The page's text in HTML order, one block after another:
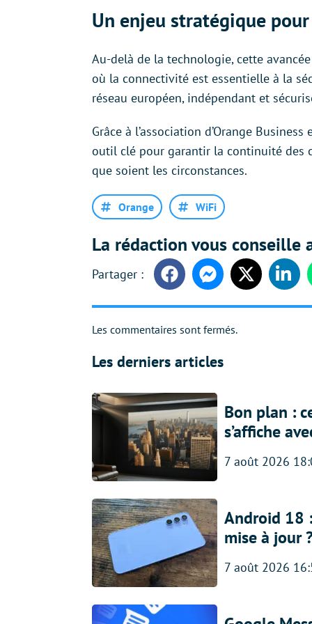
Un enjeu stratégique pour
Au-delà de la technologie, cette
où la connectivité est essentielle à la
réseau européen, indépendant et
Grâce à l’association d’Orange
outil clé pour garantir la continuité des
que soient les circonstances.
Orange WiFi
La rédaction vous conseille
FacebookMessengerTwitter
Les commentaires sont fermés.
Les derniers articles
Bon plan :
s’affiche
7 août 2026
Android 18
mise à jour
7 août 2026